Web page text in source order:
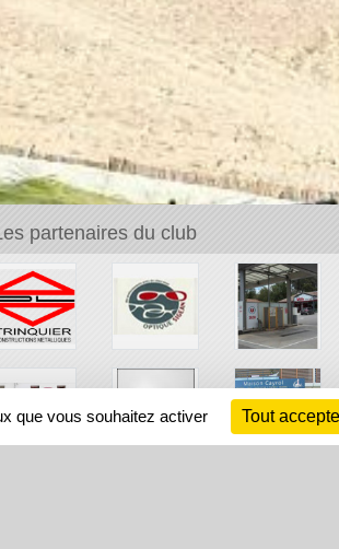
partenaires du club
que vous souhaitez activer Tout